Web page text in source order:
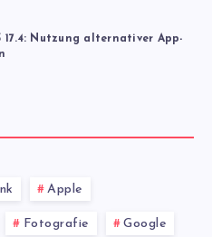
Nutzung alternativer App-
Apple
Fotografie Google